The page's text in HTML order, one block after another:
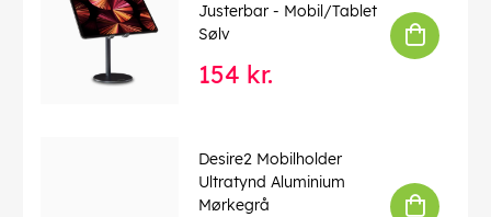
Justerbar - Mobil/Tablet
Sølv
154 kr.
Desire2 Mobilholder
Ultratynd Aluminium
Mørkegrå